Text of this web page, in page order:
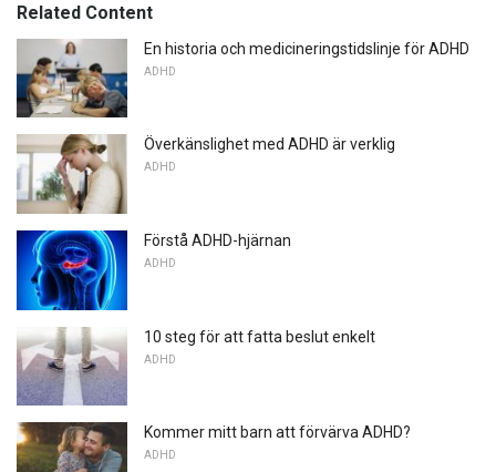
Related Content
En historia och medicineringstidslinje för ADHD
ADHD
Överkänslighet med ADHD är verklig
ADHD
Förstå ADHD-hjärnan
ADHD
10 steg för att fatta beslut enkelt
ADHD
Kommer mitt barn att förvärva ADHD?
ADHD